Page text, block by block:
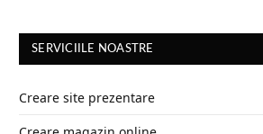
SERVICIILE NOASTRE
Creare site prezentare